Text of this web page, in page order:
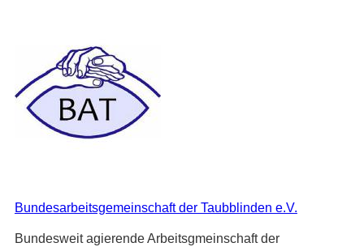
Bundesarbeitsgemeinschaft der Taubblinden e.V.
Bundesweit agierende Arbeitsgmeinschaft der